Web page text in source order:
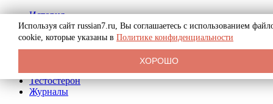
История
Биография
Криминал
Реклама на сайте
Тестостерон
Журналы
Используя сайт russian7.ru, Вы соглашаетесь с использованием
cookie, которые указаны в Политике конфиденциальности
ХОРОШО